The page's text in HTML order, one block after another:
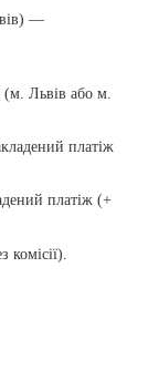
—
(м. Львів або м.
платіж
платіж (+